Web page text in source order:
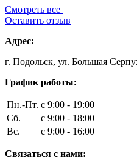
Смотреть все
Оставить отзыв
Адрес:
г. Подольск, ул. Большая
График работы:
Пн.-Пт. с 9:00 - 19:00
Сб.
с 9:00 - 18:00
Вс.
с 9:00 - 16:00
Связаться с нами: